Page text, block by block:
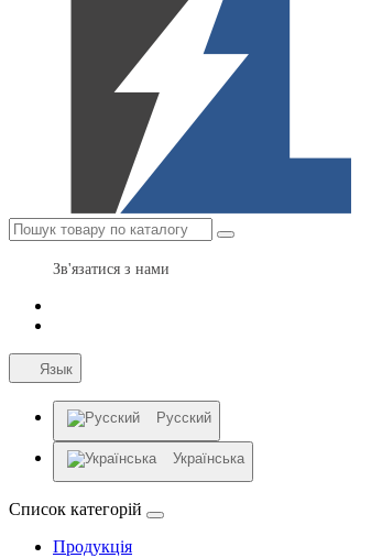
Зв'язатися з нами
Язык
Русский
Українська
Список категорій
Продукція